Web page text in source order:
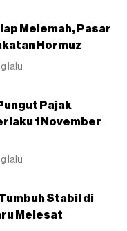
Melemah, Pasar
Hormuz
lalu
Pajak
1 November
lalu
Stabil di
Melesat